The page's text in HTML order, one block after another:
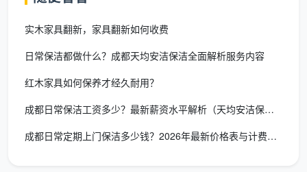
实木家具翻新，家具翻新如何收费
日常保洁都做什么？成都天均安洁保洁全面解析服务内容
红木家具如何保养才经久耐用？
成都日常保洁工资多少？最新薪资水平解析（天均安洁保洁深度分析
成都日常定期上门保洁多少钱？2026年最新价格表与计费模式全